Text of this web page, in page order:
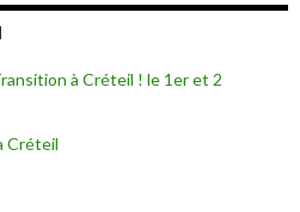
à Créteil ! le 1er et 2
Créteil